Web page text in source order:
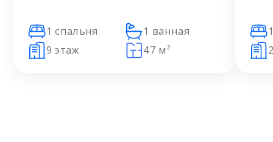
1 спальня
1 ванная
9 этаж
47 м²